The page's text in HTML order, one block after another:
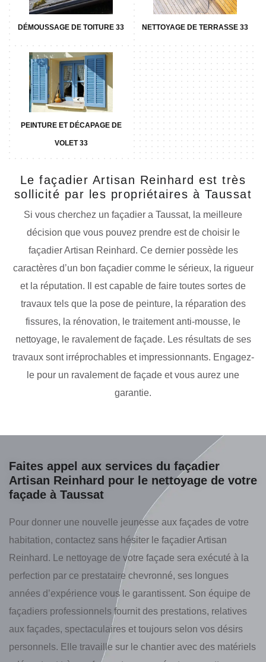
DÉMOUSSAGE DE TOITURE 33 NETTOYAGE DE TERRASSE 33
PEINTURE ET DÉCAPAGE DE
VOLET 33
Le façadier Artisan Reinhard est très
sollicité par les propriétaires à Taussat
Si vous cherchez un façadier a Taussat, la meilleure
décision que vous pouvez prendre est de choisir le
façadier Artisan Reinhard. Ce dernier possède les
caractères d’un bon façadier comme le sérieux, la rigueur
et la réputation. Il est capable de faire toutes sortes de
travaux tels que la pose de peinture, la réparation des
fissures, la rénovation, le traitement anti-mousse, le
nettoyage, le ravalement de façade. Les résultats de ses
travaux sont irréprochables et impressionnants. Engagez-
le pour un ravalement de façade et vous aurez une
garantie.
Faites appel aux services du façadier
Artisan Reinhard pour le nettoyage de votre
façade à Taussat
Pour donner une nouvelle jeunesse aux façades de votre
habitation, contactez sans hésiter le façadier Artisan
Reinhard. Le nettoyage de votre façade sera exécuté à la
perfection par ce prestataire chevronné, ses longues
années d’expérience vous le garantissent. Son équipe de
façadiers professionnels fournit des prestations, relatives
aux façades, spectaculaires et toujours selon vos désirs
personnels. Elle travaille sur le chantier avec des matériels